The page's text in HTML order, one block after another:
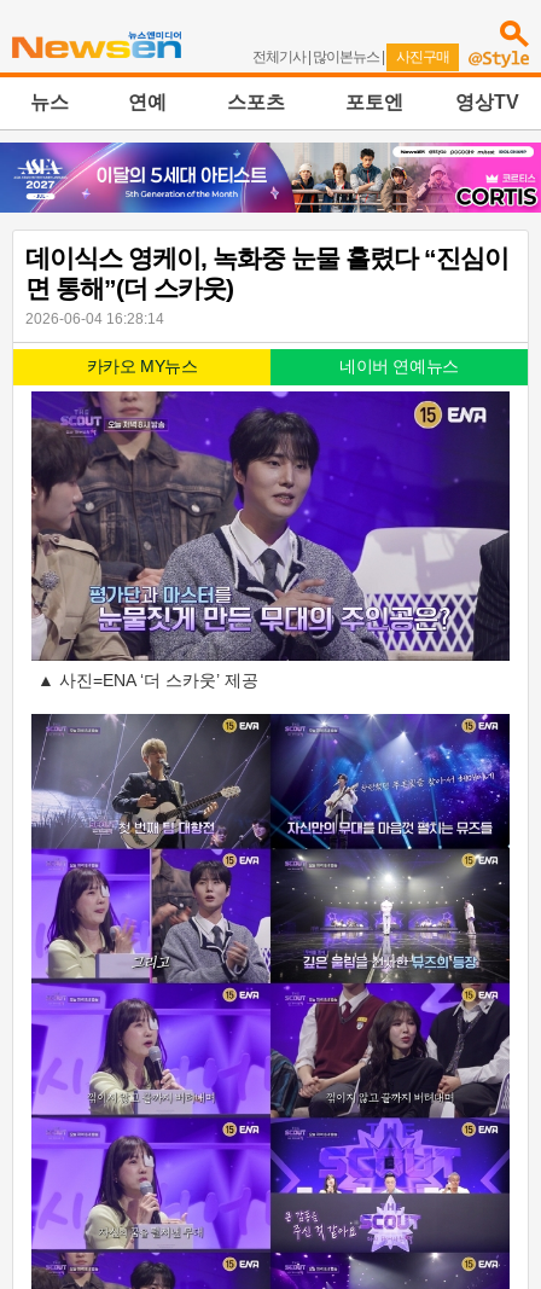
전체기사| 많이본뉴스 | 사진구매
뉴스 연예 스포츠 포토엔 영상TV
데이식스 영케이, 녹화중 눈물 흘렸다 “진심이
면 통해”(더 스카웃)
2026-06-04 16:28:14
카카오 MY뉴스 네이버 연예뉴스
▲ 사진=ENA ‘더 스카웃’ 제공